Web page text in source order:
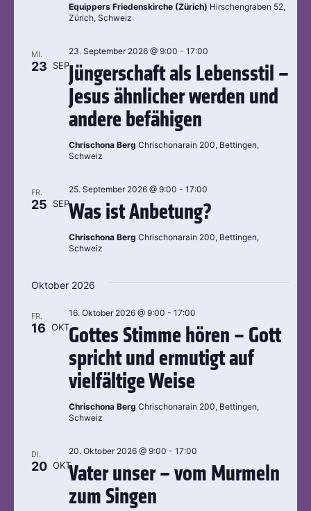
Equippers Friedenskirche (Zürich) Hirschengraben 52,
Zürich, Schweiz
MI.
23 SEPJüngerschaft als Lebensstil –
Jesus ähnlicher werden und
andere befähigen
23. September 2026 @ 9:00 - 17:00
Chrischona Berg Chrischonarain 200, Bettingen,
Schweiz
FR.
25 SEPWas ist Anbetung?
25. September 2026 @ 9:00 - 17:00
Chrischona Berg Chrischonarain 200, Bettingen,
Schweiz
Oktober 2026
FR.
16 OKTGottes Stimme hören – Gott
spricht und ermutigt auf
vielfältige Weise
16. Oktober 2026 @ 9:00 - 17:00
Chrischona Berg Chrischonarain 200, Bettingen,
Schweiz
DI.
20 OKTVater unser – vom Murmeln
zum Singen
20. Oktober 2026 @ 9:00 - 17:00